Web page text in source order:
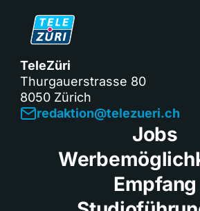
TeleZüri
Thurgauerstrasse 80
8050 Zürich
redaktion@telezueri.ch
Jobs
Empfang